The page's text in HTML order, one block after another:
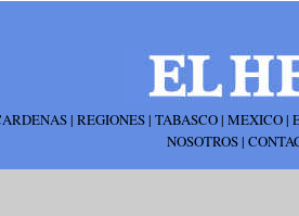
| REGIONES| TABASCO| MEXICO|
NOSOTROS|